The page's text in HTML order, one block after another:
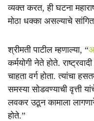
व्यक्त करत, ही घटना
मोठा धक्का असल्याचे
श्रीमती पाटील म्हणाल्या, “
कर्मयोगी नेते होते.
चाहता वर्ग होता. त्यांचा
समस्या सोडवण्याची वृत्ती
लवकर उठून कामाला
होते.”